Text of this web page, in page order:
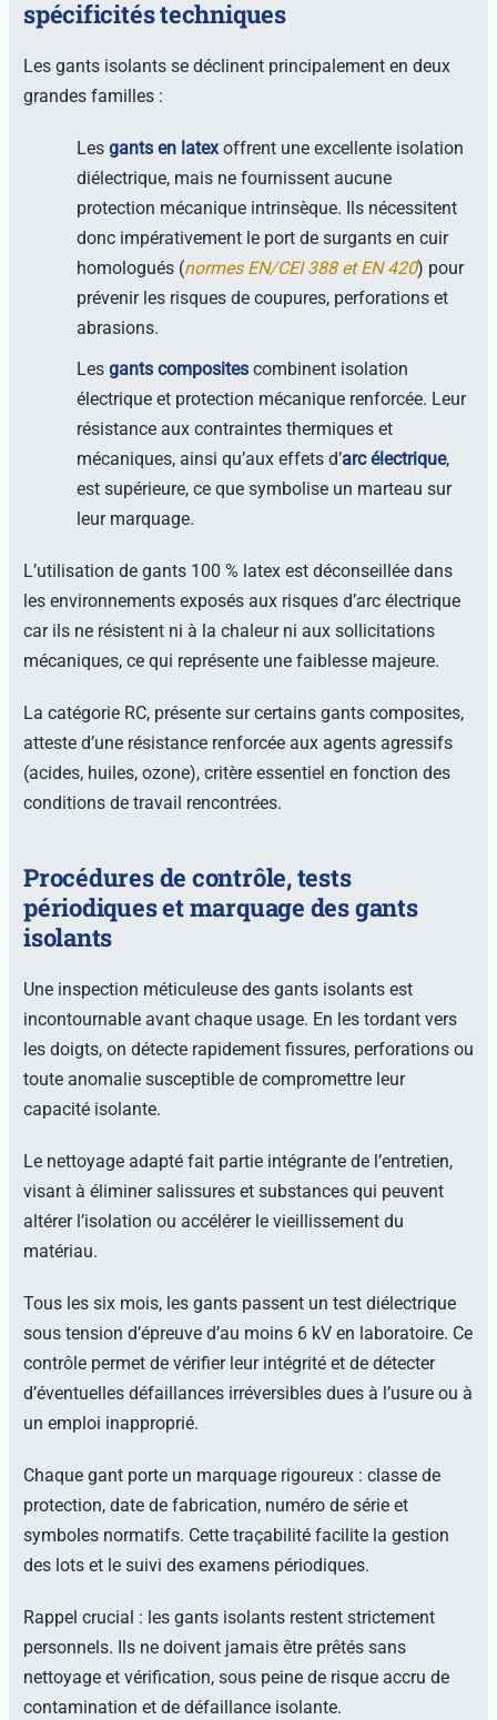
spécificités techniques
Les gants isolants se déclinent principalement en deux
grandes familles :
Les gants en latexoffrent une excellente isolation
diélectrique, mais ne fournissent aucune
protection mécanique intrinsèque. Ils nécessitent
donc impérativement le port de surgants en cuir
homologués (normes EN/CEI 388 et EN 420) pour
prévenir les risques de coupures, perforations et
abrasions.
Les gants composites combinent isolation
électrique et protection mécanique renforcée. Leur
résistance aux contraintes thermiques et
mécaniques, ainsi qu’aux effets d’arc électrique,
est supérieure, ce que symbolise un marteau sur
leur marquage.
L’utilisation de gants 100 % latex est déconseillée dans
les environnements exposés aux risques d’arc électrique
car ils ne résistent ni à la chaleur ni aux sollicitations
mécaniques, ce qui représente une faiblesse majeure.
La catégorie RC, présente sur certains gants composites,
atteste d’une résistance renforcée aux agents agressifs
(acides, huiles, ozone), critère essentiel en fonction des
conditions de travail rencontrées.
Procédures de contrôle, tests
périodiques et marquage des gants
isolants
Une inspection méticuleuse des gants isolants est
incontournable avant chaque usage. En les tordant vers
les doigts, on détecte rapidement fissures, perforations ou
toute anomalie susceptible de compromettre leur
capacité isolante.
Le nettoyage adapté fait partie intégrante de l’entretien,
visant à éliminer salissures et substances qui peuvent
altérer l’isolation ou accélérer le vieillissement du
matériau.
Tous les six mois, les gants passent un test diélectrique
sous tension d’épreuve d’au moins 6 kV en laboratoire. Ce
contrôle permet de vérifier leur intégrité et de détecter
d’éventuelles défaillances irréversibles dues à l’usure ou à
un emploi inapproprié.
Chaque gant porte un marquage rigoureux : classe de
protection, date de fabrication, numéro de série et
symboles normatifs. Cette traçabilité facilite la gestion
des lots et le suivi des examens périodiques.
Rappel crucial : les gants isolants restent strictement
personnels. Ils ne doivent jamais être prêtés sans
nettoyage et vérification, sous peine de risque accru de
contamination et de défaillance isolante.